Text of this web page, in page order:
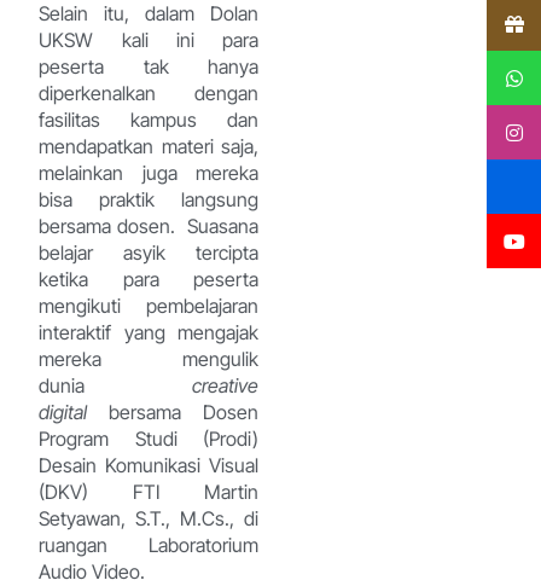
Selain itu, dalam Dolan
UKSW kali ini para
peserta tak hanya
diperkenalkan dengan
fasilitas kampus dan
mendapatkan materi saja,
melainkan juga mereka
bisa praktik langsung
bersama dosen. Suasana
belajar asyik tercipta
ketika para peserta
mengikuti pembelajaran
interaktif yang mengajak
mereka mengulik
dunia creative
digitalbersama Dosen
Program Studi (Prodi)
Desain Komunikasi Visual
(DKV) FTI Martin
Setyawan, S.T., M.Cs., di
ruangan Laboratorium
Audio Video.